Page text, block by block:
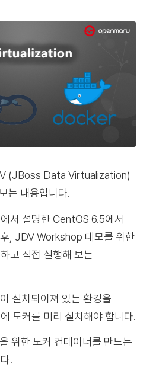
(JBoss Data Virtualization)
는 내용입니다.
서 설명한 CentOS 6.5에서
, JDV Workshop 데모를 위한
고 직접 실행해 보는
설치되어져 있는 환경을
도커를 미리 설치해야 합니다.
위한 도커 컨테이너를 만드는
.